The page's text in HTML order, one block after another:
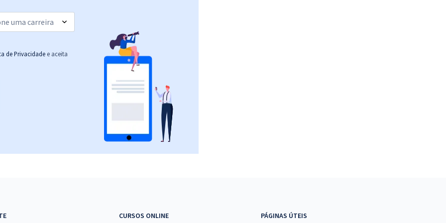
R$ 399,84à vista
33,32
(-20%)
Comprar
ou 12x deR$13,33
Comprar
de Privacidade e aceita
CURSOS ONLINE
PÁGINAS ÚTEIS